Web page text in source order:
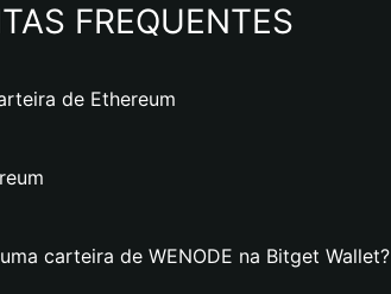
FREQUENTES
de Ethereum
carteira de WENODE na Bitget Wallet?